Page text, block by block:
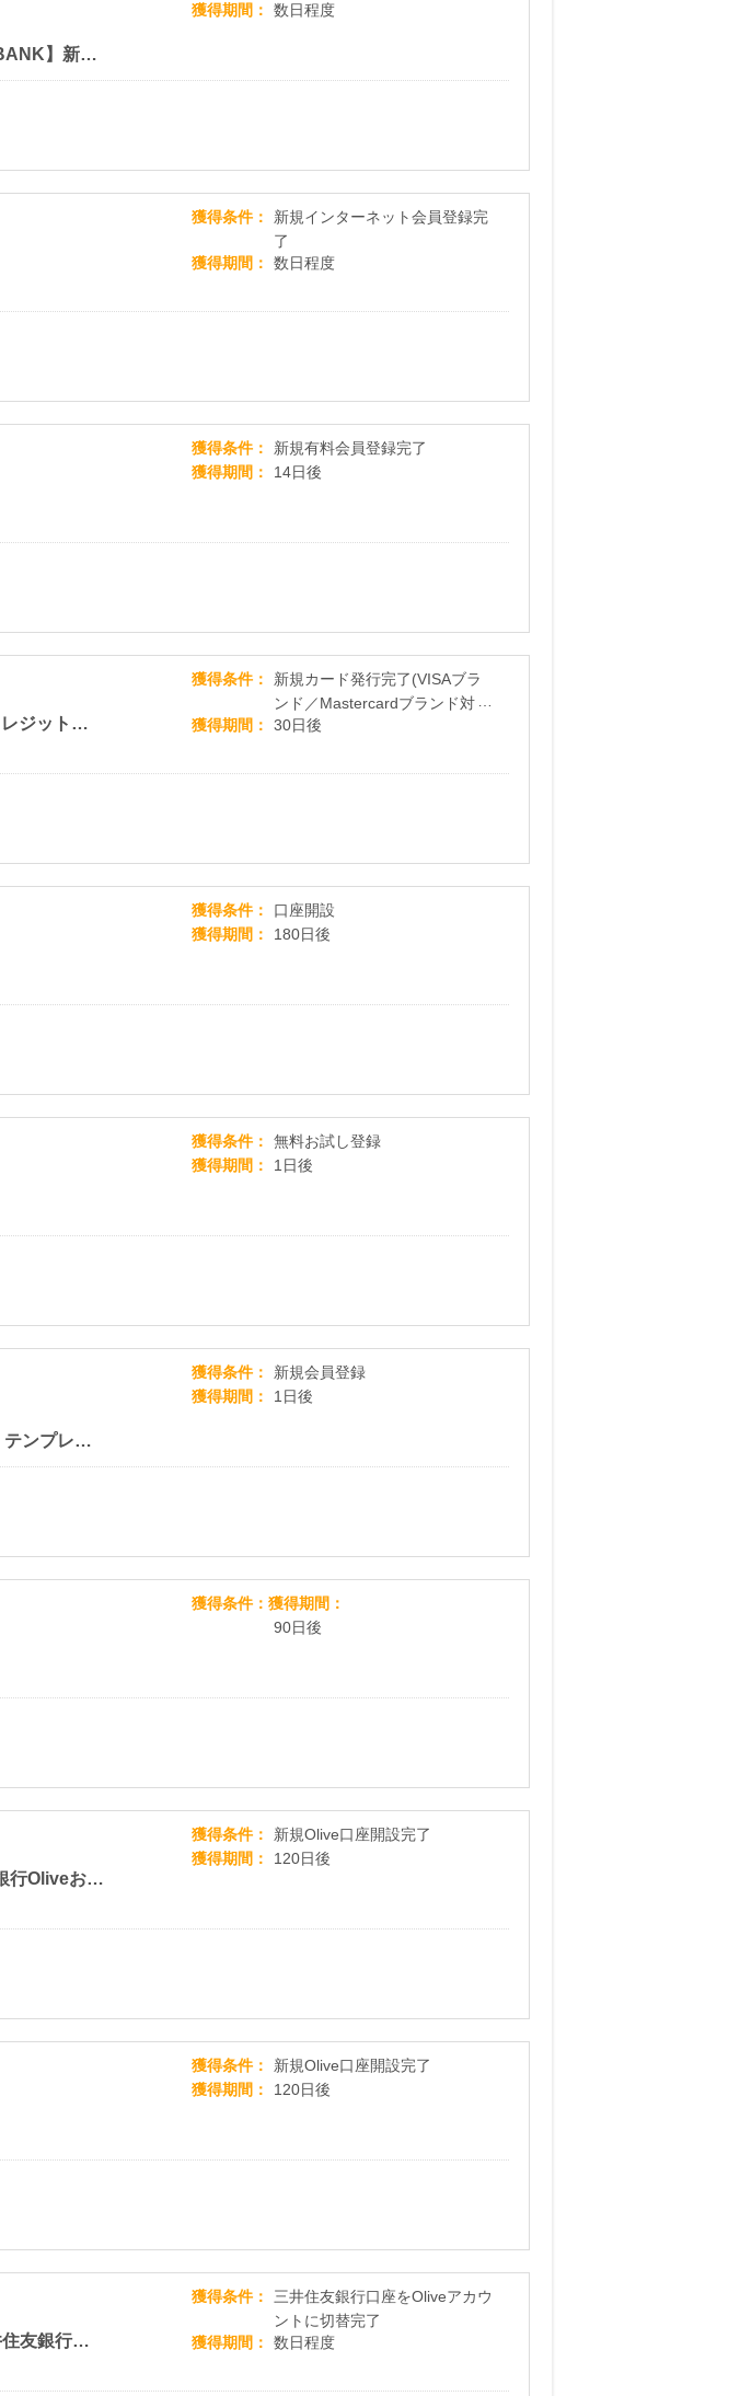
【暑中見舞い・残暑見舞いテンプレートBANK】新規会員登録
獲得期間
数日程度
獲得条件
新規インターネット会員登録完
了
獲得期間
数日程度
獲得条件
新規有料会員登録完了
獲得期間
14日後
「dカード PLATINUM」（PLATINUM クレジットカード発券（【新規申込】カード発行）
獲得条件
新規カード発行完了(VISAブラ
ンド／Mastercardブランド対
象）
獲得期間 30日後
獲得条件
口座開設
獲得期間
180日後
獲得条件
無料お試し登録
獲得期間
1日後
【総額200万円プレゼントキャンペーン・テンプレートBANK】新規会員登録
獲得条件
新規会員登録
獲得期間
1日後
獲得条件
獲得期間
90日後
【親権者さまの代理申込専用】三井住友銀行Oliveお子さま用口座
獲得条件
新規Olive口座開設完了
獲得期間
120日後
獲得条件
新規Olive口座開設完了
獲得期間
120日後
即時ポイント付与！最短3分で完了【三井住友銀行口座お持ちの方専用】Olive口座切替
獲得条件
三井住友銀行口座をOliveアカウ
ントに切替完了
獲得期間
数日程度